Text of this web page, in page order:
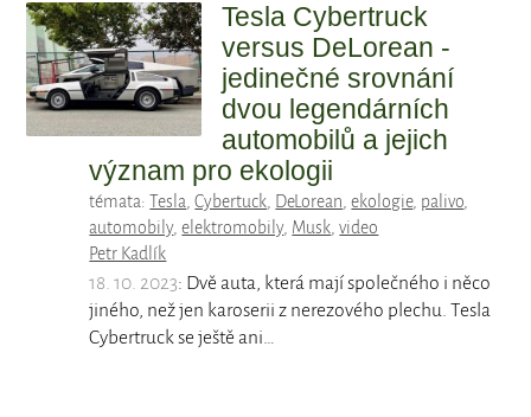
Tesla Cybertruck
versus DeLorean -
jedinečné srovnání
dvou legendárních
automobilů a jejich
význam pro ekologii
témata:Tesla,Cybertuck, DeLorean,ekologie, palivo,
automobily,elektromobily, Musk,video
Petr Kadlík
18. 10. 2023: Dvě auta, která mají společného i něco
jiného, než jen karoserii z nerezového plechu. Tesla
Cybertruck se ještě ani…